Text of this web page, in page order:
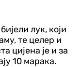
лук, који
те целер и
цијена је и за
10 марака.